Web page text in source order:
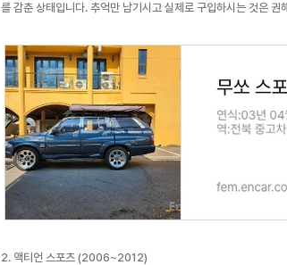
를 감춘 상태입니다. 추억만 남기시고 실제로 구입하시는 것은 권
2. 액티언 스포츠 (2006~2012)